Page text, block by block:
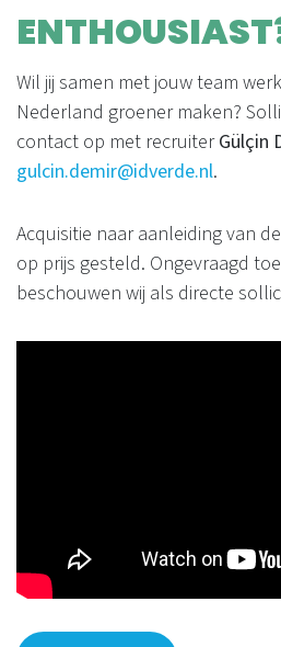
Wil jij samen met jouw team
Nederland groener maken?
contact op met recruiterGülçin
gulcin.demir@idverde.nl.
Acquisitie naar aanleiding van
op prijs gesteld. Ongevraagd
beschouwen wij als directe